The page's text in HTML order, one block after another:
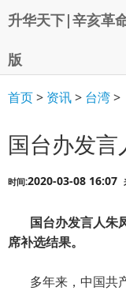
升华天下|辛亥革
版
首页> 资讯> 台湾>
国台办发言
时间:2020-03-08 16:07
国台办发言人朱
席补选结果。
多年来，中国共